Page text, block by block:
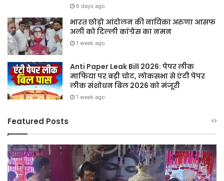
6 days ago
भारत छोड़ो आंदोलन की नायिका अरुणा आसफ
अली को दिल्ली कांग्रेस का नमन
1 week ago
Anti Paper Leak Bill 2026: पेपर लीक
माफिया पर बड़ी चोट, लोकसभा से एंटी पेपर
लीक संशोधन बिल 2026 को मंजूरी
1 week ago
Featured Posts
Sawan
2026:
गुरु
हर
घर